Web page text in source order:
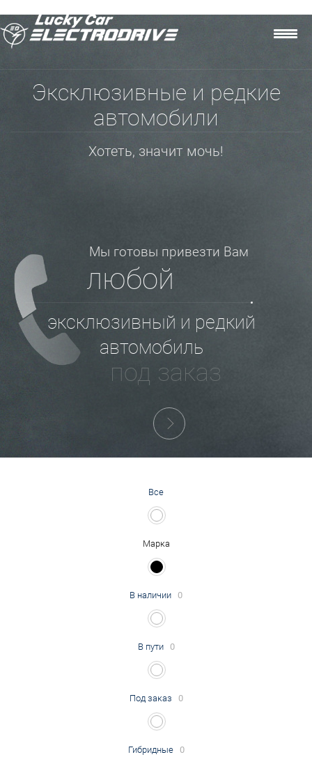
Эксклюзивные и редкие
автомобили
Хотеть, значит мочь!
Мы готовы привезти Вам
любой
эксклюзивный и редкий
автомобиль
под заказ
Все
Марка
В наличии 0
В пути 0
Под заказ 0
Гибридные 0